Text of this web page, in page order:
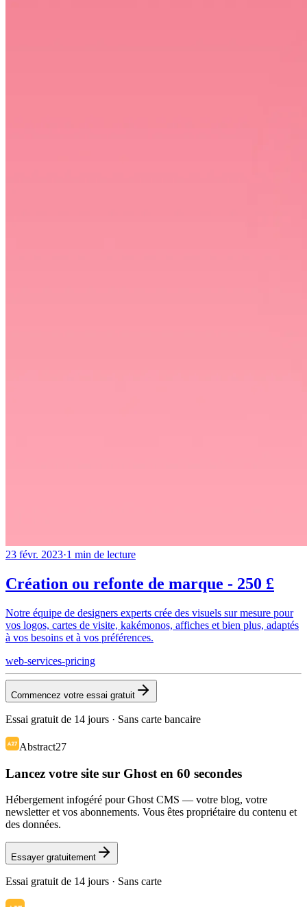
23 févr. 2023·1 min de lecture
Création ou refonte de marque - 250 £
Notre équipe de designers experts crée des visuels sur mesure pour
vos logos, cartes de visite, kakémonos, affiches et bien plus, adaptés
à vos besoins et à vos préférences.
web-services-pricing
Commencez votre essai gratuit
Essai gratuit de 14 jours · Sans carte bancaire
Abstract27
Lancez votre site sur Ghost en 60 secondes
Hébergement infogéré pour Ghost CMS — votre blog, votre
newsletter et vos abonnements. Vous êtes propriétaire du contenu et
des données.
Essayer gratuitement
Essai gratuit de 14 jours · Sans carte